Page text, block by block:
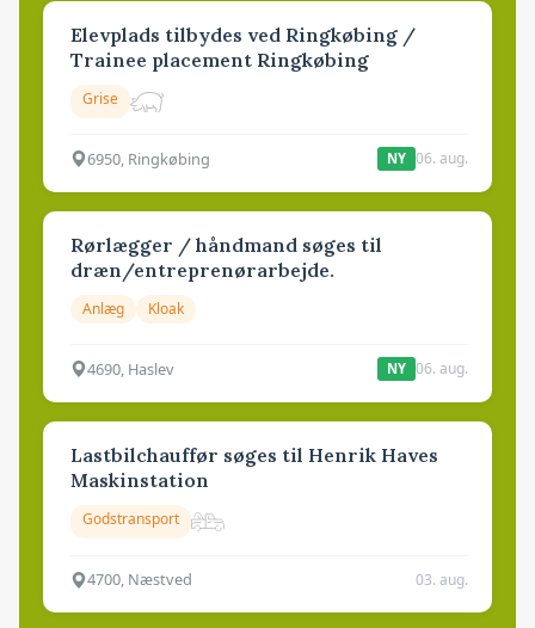
Elevplads tilbydes ved Ringkøbing /
Trainee placement Ringkøbing
Grise
6950, Ringkøbing NY 06. aug.
Rørlægger / håndmand søges til
dræn/entreprenørarbejde.
Anlæg Kloak
4690, Haslev NY 06. aug.
Lastbilchauffør søges til Henrik Haves
Maskinstation
Godstransport
4700, Næstved 03. aug.